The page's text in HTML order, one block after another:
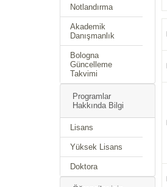
Notlandırma
Akademik
Danışmanlık
Bologna
Güncelleme
Takvimi
Programlar
Hakkında Bilgi
Lisans
Yüksek Lisans
Doktora